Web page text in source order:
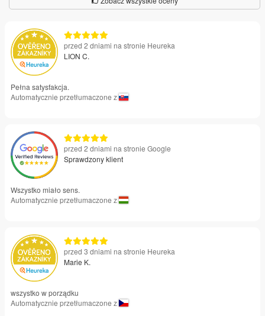
przed 2 dniami na stronie Heureka
LION C.
Pełna satysfakcja.
Automatycznie przetłumaczone z
przed 2 dniami na stronie Google
Sprawdzony klient
Wszystko miało sens.
Automatycznie przetłumaczone z
przed 3 dniami na stronie Heureka
Marie K.
wszystko w porządku
Automatycznie przetłumaczone z